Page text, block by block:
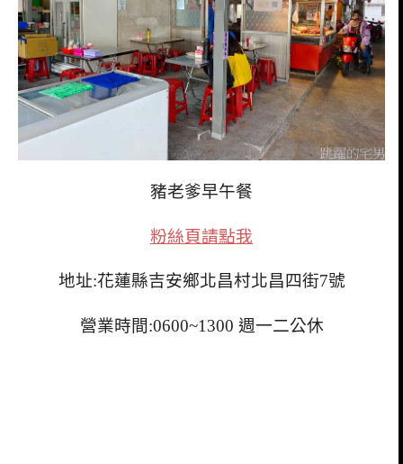
豬老爹早午餐
粉絲頁請點我
地址:花蓮縣吉安鄉北昌村北昌四街7號
營業時間:0600~1300 週一二公休